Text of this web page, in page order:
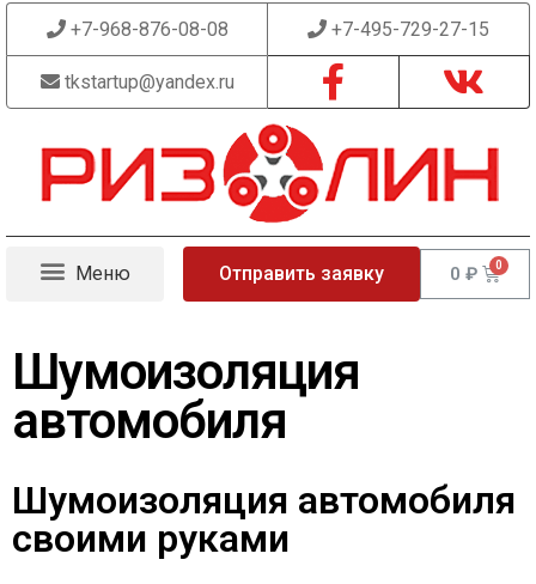
+7-968-876-08-08 +7-495-729-27-15
tkstartup@yandex.ru
Отправить заявку 0 ₽
Шумоизоляция
автомобиля
Шумоизоляция автомобиля
своими руками